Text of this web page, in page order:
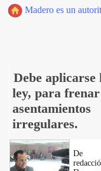
Madero es un
Debe aplicarse
ley, para frenar
asentamientos
irregulares.